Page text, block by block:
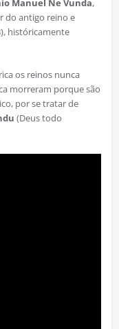
Manuel Ne Vunda,
do antigo reino e
históricamente
os reinos nunca
morreram porque são
por se tratar de
(Deus todo